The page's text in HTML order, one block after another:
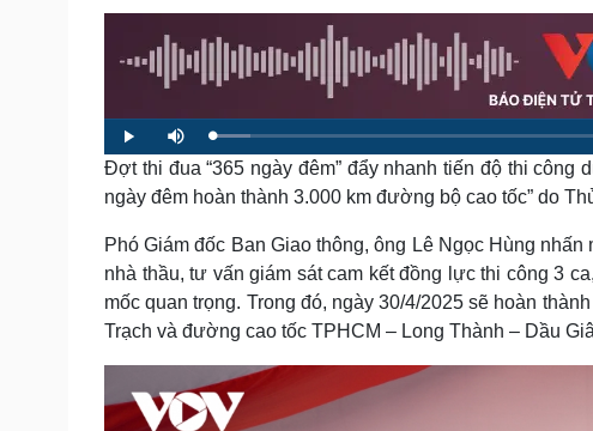
Sức khỏe
Dinh dưỡng - món ngon
Cây thuốc
Sản phụ khoa
Nhi khoa
Nam khoa
Làm đẹp - giảm cân
Ăn sạch sống khỏe
Đời sống
Nhà đẹp
Tình yêu - Gia đình
Cải chính
P
l
a
y
M
u
t
e
L
o
a
d
.
6
%
Đợt thi đua “365 ngày đêm” đẩy nhanh tiến độ thi
ngày đêm hoàn thành 3.000 km đường bộ cao tốc” do
Phó Giám đốc Ban Giao thông, ông Lê Ngọc Hùng
nhà thầu, tư vấn giám sát cam kết đồng lực thi công 3
mốc quan trọng. Trong đó, ngày 30/4/2025 sẽ hoàn
Trạch và đường cao tốc TPHCM – Long Thành – Dầu